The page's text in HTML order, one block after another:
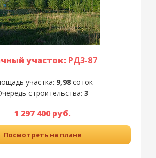
участок: РД3-87
участка: 9,98соток
строительства: 3
1 297 400 руб.
Посмотреть на плане